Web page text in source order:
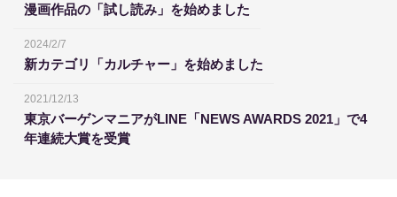
漫画作品の「試し読み」を始めました
2024/2/7
新カテゴリ「カルチャー」を始めました
2021/12/13
東京バーゲンマニアがLINE「NEWS AWARDS 2021」で4
年連続大賞を受賞